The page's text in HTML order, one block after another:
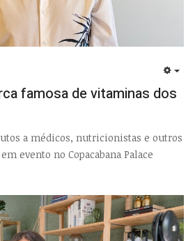
famosa de vitaminas dos
a médicos, nutricionistas e outros
evento no Copacabana Palace